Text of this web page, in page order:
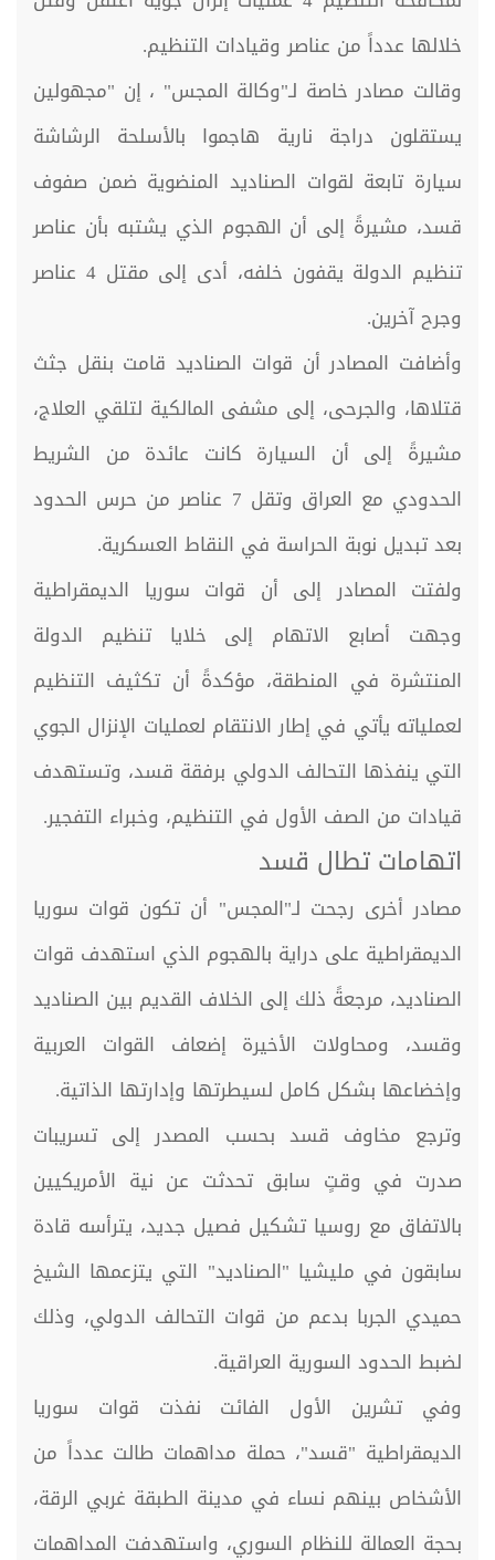
خلالها عدداً من عناصر وقيادات التنظيم.
وقالت مصادر خاصة لـ"وكالة المجس" ، إن "مجهولين
يستقلون دراجة نارية هاجموا بالأسلحة الرشاشة
سيارة تابعة لقوات الصناديد المنضوية ضمن صفوف
قسد، مشيرةً إلى أن الهجوم الذي يشتبه بأن عناصر
تنظيم الدولة يقفون خلفه، أدى إلى مقتل 4 عناصر
وجرح آخرين.
وأضافت المصادر أن قوات الصناديد قامت بنقل جثث
قتلاها، والجرحى، إلى مشفى المالكية لتلقي العلاج،
مشيرةً إلى أن السيارة كانت عائدة من الشريط
الحدودي مع العراق وتقل 7 عناصر من حرس الحدود
بعد تبديل نوبة الحراسة في النقاط العسكرية.
ولفتت المصادر إلى أن قوات سوريا الديمقراطية
وجهت أصابع الاتهام إلى خلايا تنظيم الدولة
المنتشرة في المنطقة، مؤكدةً أن تكثيف التنظيم
لعملياته يأتي في إطار الانتقام لعمليات الإنزال الجوي
التي ينفذها التحالف الدولي برفقة قسد، وتستهدف
قيادات من الصف الأول في التنظيم، وخبراء التفجير.
اتهامات تطال قسد
مصادر أخرى رجحت لـ"المجس" أن تكون قوات سوريا
الديمقراطية على دراية بالهجوم الذي استهدف قوات
الصناديد، مرجعةً ذلك إلى الخلاف القديم بين الصناديد
وقسد، ومحاولات الأخيرة إضعاف القوات العربية
وإخضاعها بشكل كامل لسيطرتها وإدارتها الذاتية.
وترجع مخاوف قسد بحسب المصدر إلى تسريبات
صدرت في وقتٍ سابق تحدثت عن نية الأمريكيين
بالاتفاق مع روسيا تشكيل فصيل جديد، يترأسه قادة
سابقون في مليشيا "الصناديد" التي يتزعمها الشيخ
حميدي الجربا بدعم من قوات التحالف الدولي، وذلك
لضبط الحدود السورية العراقية.
وفي تشرين الأول الفائت نفذت قوات سوريا
الديمقراطية "قسد"، حملة مداهمات طالت عدداً من
الأشخاص بينهم نساء في مدينة الطبقة غربي الرقة،
بحجة العمالة للنظام السوري، واستهدفت المداهمات